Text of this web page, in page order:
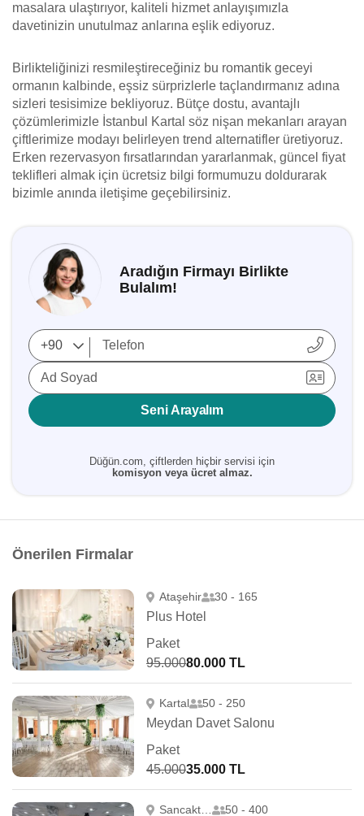
masalara ulaştırıyor, kaliteli hizmet anlayışımızla
davetinizin unutulmaz anlarına eşlik ediyoruz.
Birlikteliğinizi resmileştireceğiniz bu romantik geceyi
ormanın kalbinde, eşsiz sürprizlerle taçlandırmanız adına
sizleri tesisimize bekliyoruz. Bütçe dostu, avantajlı
çözümlerimizle İstanbul Kartal söz nişan mekanları arayan
çiftlerimize modayı belirleyen trend alternatifler üretiyoruz.
Erken rezervasyon fırsatlarından yararlanmak, güncel fiyat
teklifleri almak için ücretsiz bilgi formumuzu doldurarak
bizimle anında iletişime geçebilirsiniz.
Aradığın Firmayı Birlikte
Bulalım!
Ad Soyad
Seni Arayalım
Düğün.com, çiftlerden hiçbir servisi için
komisyon veya ücret almaz.
Önerilen Firmalar
Ataşehir 30 - 165
Plus Hotel
Paket
95.00080.000 TL
Kartal 50 - 250
Meydan Davet Salonu
Paket
45.00035.000 TL
Sancaktepe 50 - 400